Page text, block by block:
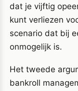
dat je vijftig
kunt verliezen
scenario dat bij
onmogelijk is.
Het tweede
bankroll